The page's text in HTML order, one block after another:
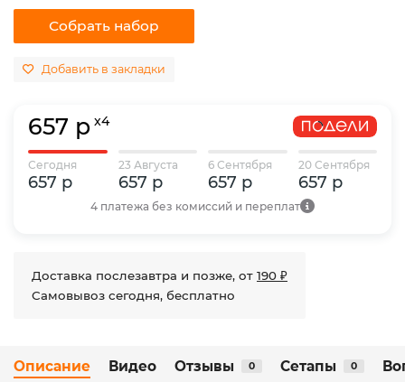
Собрать набор
Добавить в закладки
657 р x4
Сегодня
657 р
23 Августа
657 р
6 Сентября
657 р
20 Сентября
657 р
4 платежа без комиссий и переплат
Доставка послезавтра и позже, от 190 ₽
Самовывоз сегодня, бесплатно
Описание Видео Отзывы 0 Сетапы 0